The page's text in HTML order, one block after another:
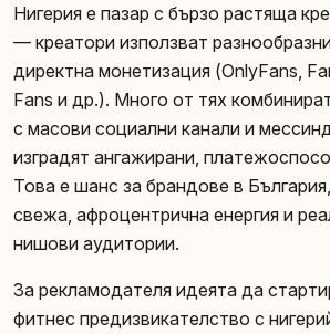
Нигерия е пазар с бързо растяща
— креатори използват
директна монетизация (OnlyFans,
Fans и др.). Много от тях
с масови социални канали и
изградят ангажирани,
Това е шанс за брандове в
свежа, афроцентрична енергия и
нишови аудитории.
За рекламодателя идеята да
фитнес предизвикателство с